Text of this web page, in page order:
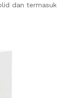
dan termasuk